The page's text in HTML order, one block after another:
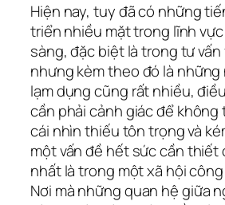
Hiện nay, tuy đã có những
triển nhiều mặt trong lĩnh
sàng, đặc biệt là trong tư vấn
nhưng kèm theo đó là những
lạm dụng cũng rất nhiều,
cần phải cảnh giác để
cái nhìn thiếu tôn trọng và
một vấn đề hết sức cần thiết
nhất là trong một xã hội
Nơi mà những quan hệ giữa